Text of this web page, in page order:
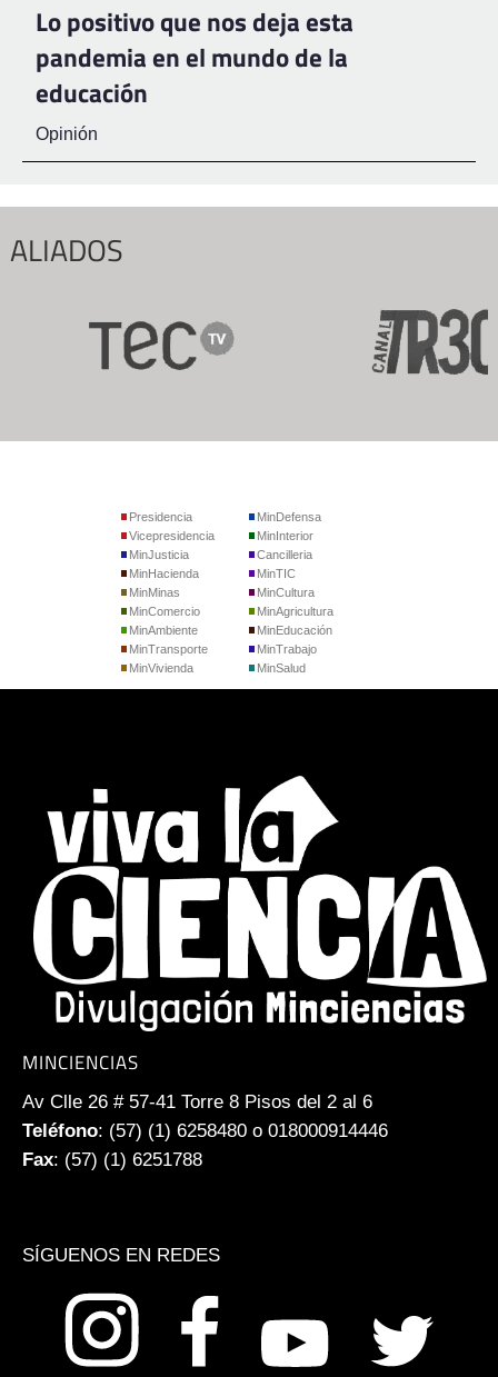
Lo positivo que nos deja esta
pandemia en el mundo de la
educación
Opinión
ALIADOS
Presidencia
Vicepresidencia
MinJusticia
MinDefensa
MinInterior
Cancilleria
MinHacienda
MinMinas
MinComercio
MinTIC
MinCultura
MinAgricultura
MinAmbiente
MinTransporte
MinVivienda
MinEducación
MinTrabajo
MinSalud
MINCIENCIAS
Av Clle 26 # 57-41 Torre 8 Pisos del 2 al 6
Teléfono: (57) (1) 6258480 o 018000914446
Fax: (57) (1) 6251788
SÍGUENOS EN REDES